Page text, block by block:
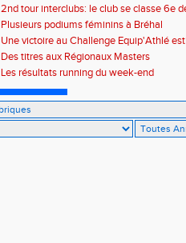
2nd tour interclubs: le club se classe 6e
Plusieurs podiums féminins à Bréhal
Une victoire au Challenge Equip'Athlé
Des titres aux Régionaux Masters
Les résultats running du week-end